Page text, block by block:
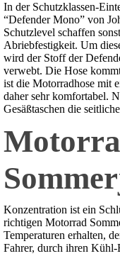
In der Schutzklassen-
“Defender Mono” von
Schutzlevel schaffen
Abriebfestigkeit. Um
wird der Stoff der
verwebt. Die Hose
ist die Motorradhose mit
daher sehr komfortabel.
Gesäßtaschen die
Konzentration ist ein
richtigen Motorrad
Temperaturen erhalten,
Fahrer, durch ihren